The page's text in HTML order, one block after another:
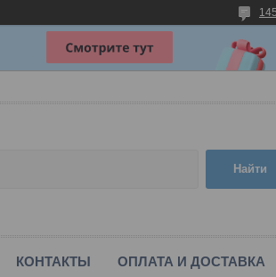
Найти
КОНТАКТЫ ОПЛАТА И ДОСТАВКА